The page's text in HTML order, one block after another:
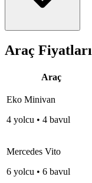
Araç Fiyatları
Araç
Eko Minivan
4 yolcu • 4 bavul
Mercedes Vito
6 yolcu • 6 bavul